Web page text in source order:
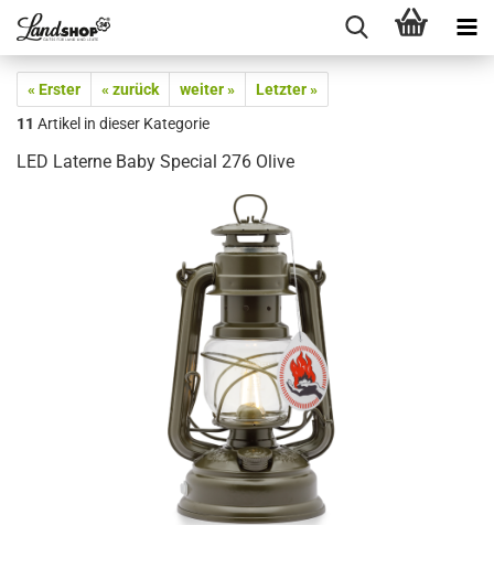
« Erster « zurück weiter »
Letzter »
11 Artikel in dieser Kategorie
LED Laterne Baby Special 276 Olive